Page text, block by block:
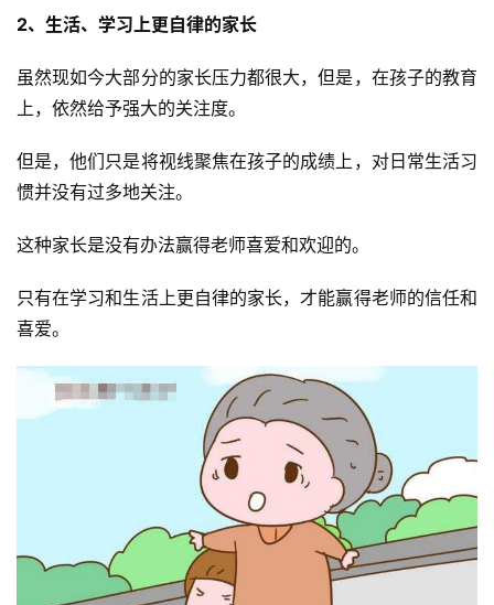
2、生活、学习上更自律的家长
虽然现如今大部分的家长压力都很大，但是，在孩子的教育
上，依然给予强大的关注度。
但是，他们只是将视线聚焦在孩子的成绩上，对日常生活习
惯并没有过多地关注。
这种家长是没有办法赢得老师喜爱和欢迎的。
只有在学习和生活上更自律的家长，才能赢得老师的信任和
喜爱。